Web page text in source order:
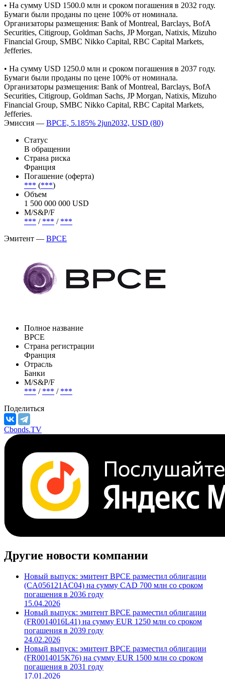
• На сумму USD 1500.0 млн и сроком погашения в 2032 году.
Бумаги были проданы по цене 100% от номинала.
Организаторы размещения: Bank of Montreal, Barclays, BofA
Securities, Citigroup, Goldman Sachs, JP Morgan, Natixis, Mizuho
Financial Group, SMBC Nikko Capital, RBC Capital Markets,
Jefferies.
• На сумму USD 1250.0 млн и сроком погашения в 2037 году.
Бумаги были проданы по цене 100% от номинала.
Организаторы размещения: Bank of Montreal, Barclays, BofA
Securities, Citigroup, Goldman Sachs, JP Morgan, Natixis, Mizuho
Financial Group, SMBC Nikko Capital, RBC Capital Markets,
Jefferies.
Эмиссия — BPCE, 5.185% 2jun2032, USD (80)
Статус
В обращении
Страна риска
Франция
Погашение (оферта)
*** (***)
Объем
1 500 000 000 USD
М/S&P/F
*** / *** / ***
Эмитент — BPCE
Полное название
BPCE
Страна регистрации
Франция
Отрасль
Банки
М/S&P/F
*** / *** / ***
Поделиться
Cbonds.TV
Другие новости компании
Новый выпуск: эмитент BPCE разместил облигации
(CA056121AC04) на сумму CAD 700 млн со сроком
погашения в 2036 году
15.04.2026
Новый выпуск: эмитент BPCE разместил облигации
(FR0014016L41) на сумму EUR 1250 млн со сроком
погашения в 2039 году
24.02.2026
Новый выпуск: эмитент BPCE разместил облигации
(FR0014015K76) на сумму EUR 1500 млн со сроком
погашения в 2031 году
17.01.2026